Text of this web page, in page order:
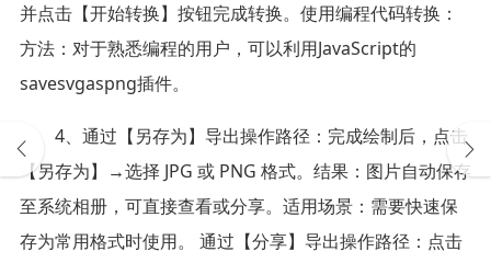
并点击【开始转换】按钮完成转换。使用编程代码转换：
方法：对于熟悉编程的用户，可以利用JavaScript的
savesvgaspng插件。
4、通过【另存为】导出操作路径：完成绘制后，点击
【另存为】→选择 JPG 或 PNG 格式。结果：图片自动保存
至系统相册，可直接查看或分享。适用场景：需要快速保
存为常用格式时使用。 通过【分享】导出操作路径：点击